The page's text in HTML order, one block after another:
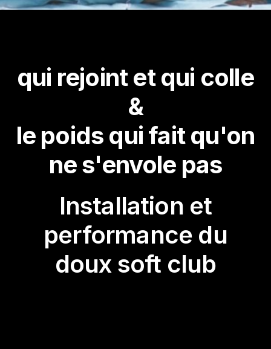
qui rejoint et qui colle
&
le poids qui fait qu'on
ne s'envole pas
Installation et
performance du
doux soft club